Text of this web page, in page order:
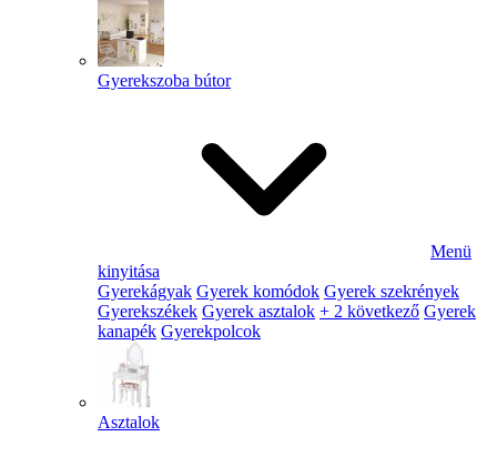
Gyerekszoba bútor
Menü
kinyitása
Gyerekágyak Gyerek komódok Gyerek szekrények
Gyerekszékek Gyerek asztalok + 2 következő Gyerek
kanapék Gyerekpolcok
Asztalok